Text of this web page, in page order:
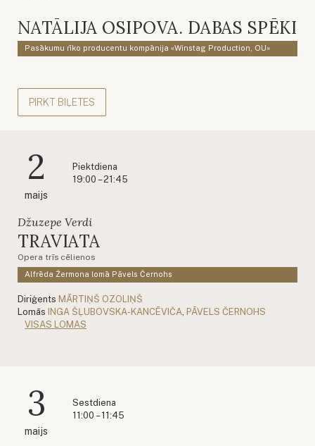
NATĀLIJA OSIPOVA. DABAS SPĒKI
Pasākumu rīko producentu kompānija «Winstag Production, OU»
PIRKT BIĻETES
2
maijs
Piektdiena
19:00 – 21:45
Džuzepe Verdi
TRAVIATA
Opera trīs cēlienos
Alfrēda Žermona lomā Pāvels Černohs
Diriģents MĀRTIŅŠ OZOLIŅŠ
Lomās INGA ŠĻUBOVSKA-KANCĒVIČA PĀVELS ČERNOHS
VISAS LOMAS
3
maijs
Sestdiena
11:00 – 11:45